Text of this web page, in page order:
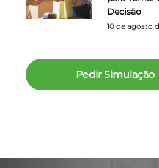
Decisão
10 de agosto
Pedir Simulação